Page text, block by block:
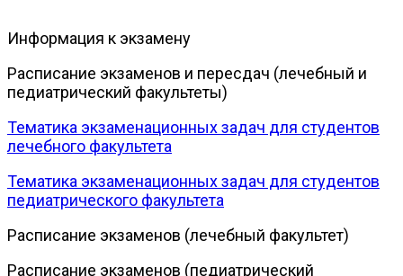
Информация к экзамену
Расписание экзаменов и пересдач (лечебный и
педиатрический факультеты)
Тематика экзаменационных задач для студентов
лечебного факультета
Тематика экзаменационных задач для студентов
педиатрического факультета
Расписание экзаменов (лечебный факультет)
Расписание экзаменов (педиатрический